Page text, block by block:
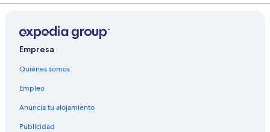
Empresa
Quiénes somos
Empleo
Anuncia tu alojamiento
Publicidad